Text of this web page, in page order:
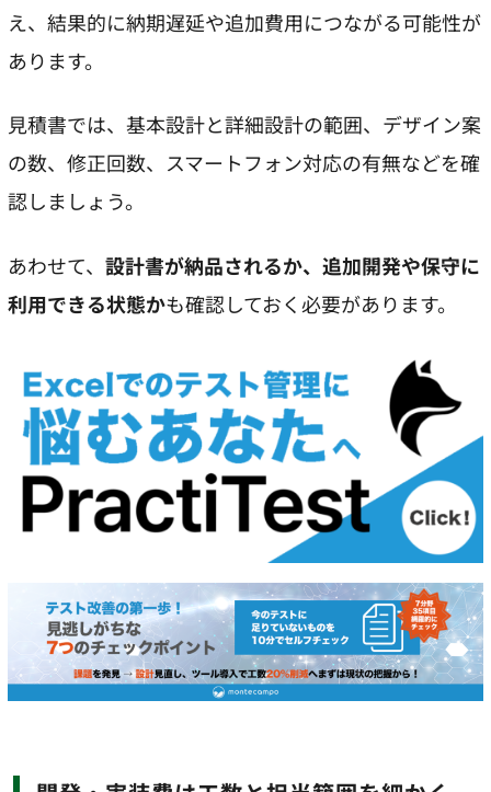
え、結果的に納期遅延や追加費用につながる可能性が
あります。
見積書では、基本設計と詳細設計の範囲、デザイン案
の数、修正回数、スマートフォン対応の有無などを確
認しましょう。
あわせて、 設計書が納品されるか、追加開発や保守に
利用できる状態かも確認しておく必要があります。